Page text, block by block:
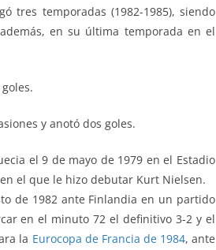
tres temporadas (1982-1985), siendo
en su última temporada en el
y anotó dos goles.
el 9 de mayo de 1979 en el Estadio
el que le hizo debutar Kurt Nielsen.
de 1982 ante Finlandia en un partido
en el minuto 72 el definitivo 3-2 y el
la Eurocopa de Francia de 1984, ante